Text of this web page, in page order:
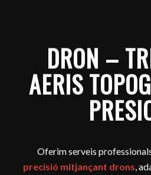
DRON –
AERIS
Oferim serveis
precisió mitjançant drons ,